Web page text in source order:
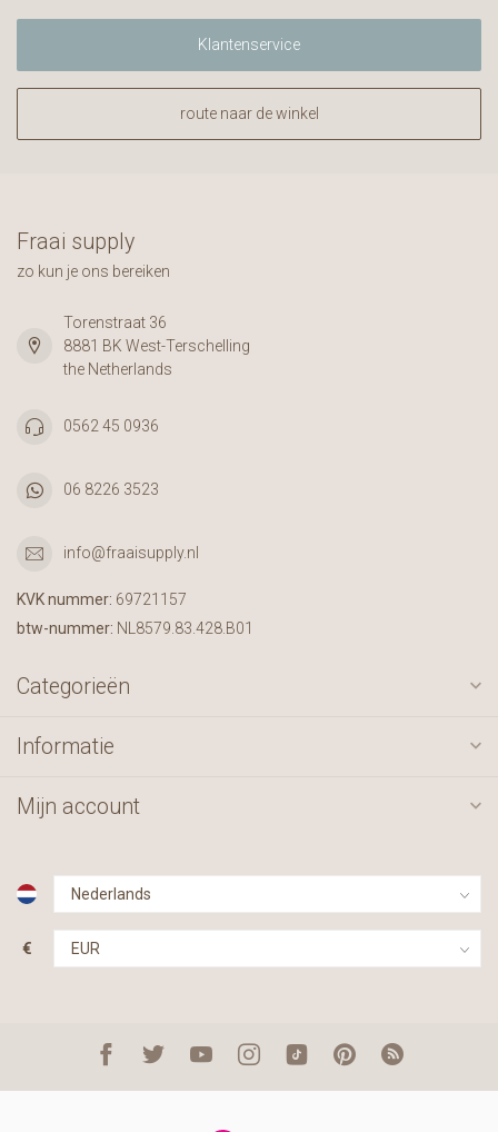
Klantenservice
route naar de winkel
Fraai supply
zo kun je ons bereiken
Torenstraat 36
8881 BK West-Terschelling
the Netherlands
0562 45 0936
06 8226 3523
info@fraaisupply.nl
KVK nummer: 69721157
btw-nummer: NL8579.83.428.B01
Categorieën
Informatie
Mijn account
€